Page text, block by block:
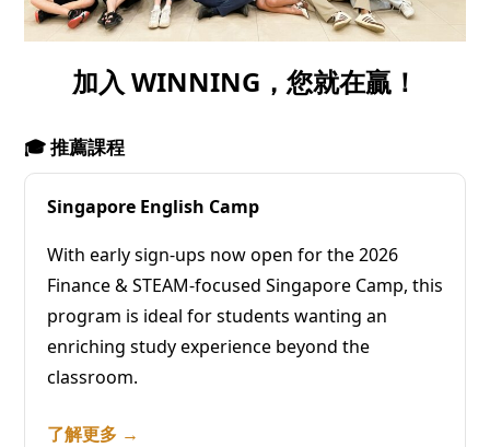
加入 WINNING，您就在贏！
🎓 推薦課程
Singapore English Camp
With early sign-ups now open for the 2026
Finance & STEAM-focused Singapore Camp, this
program is ideal for students wanting an
enriching study experience beyond the
classroom.
了解更多 →